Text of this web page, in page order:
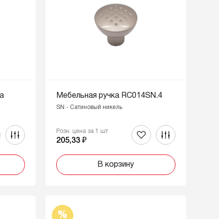
Мебельная ручка RC014SN.4
SN - Cатиновый никель
Розн. цена за 1 шт
205,33 ₽
В корзину
%